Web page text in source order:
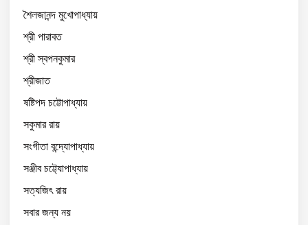
শৈলজানন্দ মুখোপাধ্যায়
শ্রী পারাবত
শ্রী স্বপনকুমার
শ্রীজাত
ষষ্টিপদ চট্টোপাধ্যায়
সকুমার রায়
সংগীতা বন্দ্যোপাধ্যায়
সঞ্জীব চট্ট্যোপাধ্যায়
সত্যজিৎ রায়
সবার জন্য নয়